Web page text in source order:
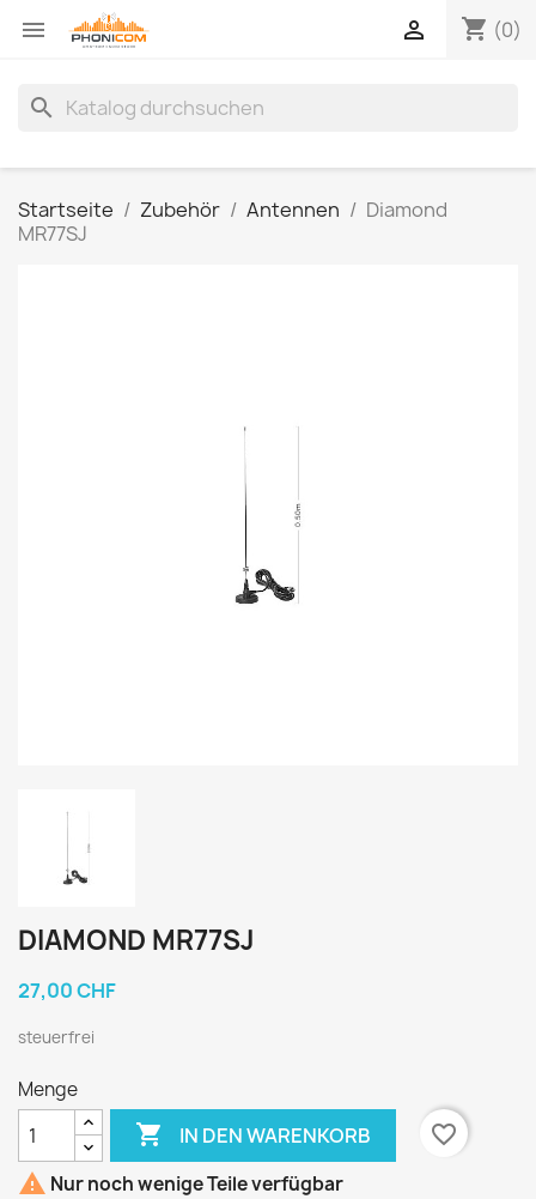
 shopping_cart (0)

search
Startseite Zubehör Antennen
Diamond
MR77SJ
DIAMOND MR77SJ
27,00 CHF
steuerfrei
Menge
 IN DEN WARENKORB
favorite_border
 Nur noch wenige Teile verfügbar